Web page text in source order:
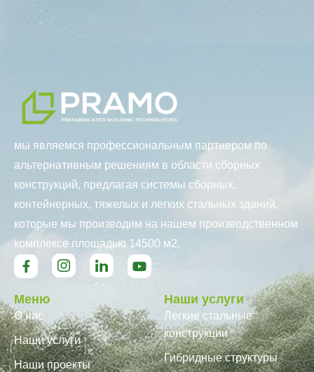
мы являемся профессиональным партнером по
альтернативным решениям в области сборных
конструкций, предлагая системы сборных,
контейнерных, тяжелых и легких стальных зданий,
которые мы производим на нашем производственном
комплексе площадью 14500 м2.
Меню
О нас
Наши услуги
Наши проекты
Наши услуги
Легкие стальные
конструкции
Гибридные структуры